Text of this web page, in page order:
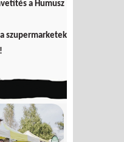
a Humusz
szupermarketek